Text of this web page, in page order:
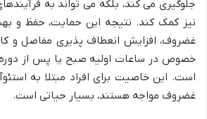
جلوگیری می کند، بلکه می تواند به
نیز کمک کند. نتیجه این حمایت، حفظ و
غضروف، افزایش انعطاف پذیری مفاصل و
خصوص در ساعات اولیه صبح یا پس از دوره
است. این خاصیت برای افراد مبتلا به
غضروف مواجه هستند، بسیار حیاتی است.